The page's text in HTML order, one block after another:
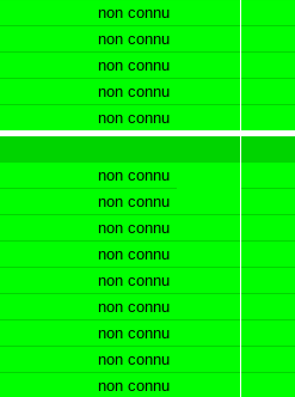
non connu
non connu
non connu
non connu
non connu
non connu
non connu
non connu
non connu
non connu
non connu
non connu
non connu
non connu